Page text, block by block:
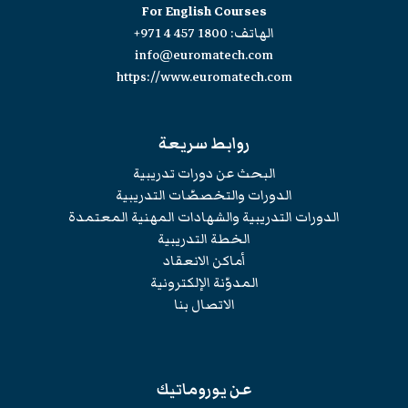
For English Courses
الهاتف: +971 4 457 1800
info@euromatech.com
https://www.euromatech.com
روابط سريعة
البحث عن دورات تدريبية
الدورات والتخصصّات التدريبية
الدورات التدريبية والشهادات المهنية المعتمدة
الخطة التدريبية
أماكن الانعقاد
المدوّنة الإلكترونية
الاتصال بنا
عن يوروماتيك